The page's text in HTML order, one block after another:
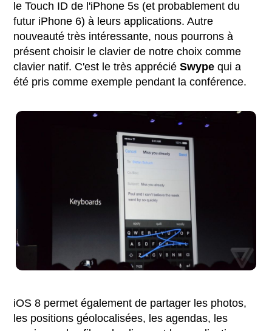
le Touch ID de l'iPhone 5s (et probablement du
futur iPhone 6) à leurs applications. Autre
nouveauté très intéressante, nous pourrons à
présent choisir le clavier de notre choix comme
clavier natif. C'est le très appréciéSwype qui a
été pris comme exemple pendant la conférence.
iOS 8 permet également de partager les photos,
les positions géolocalisées, les agendas, les